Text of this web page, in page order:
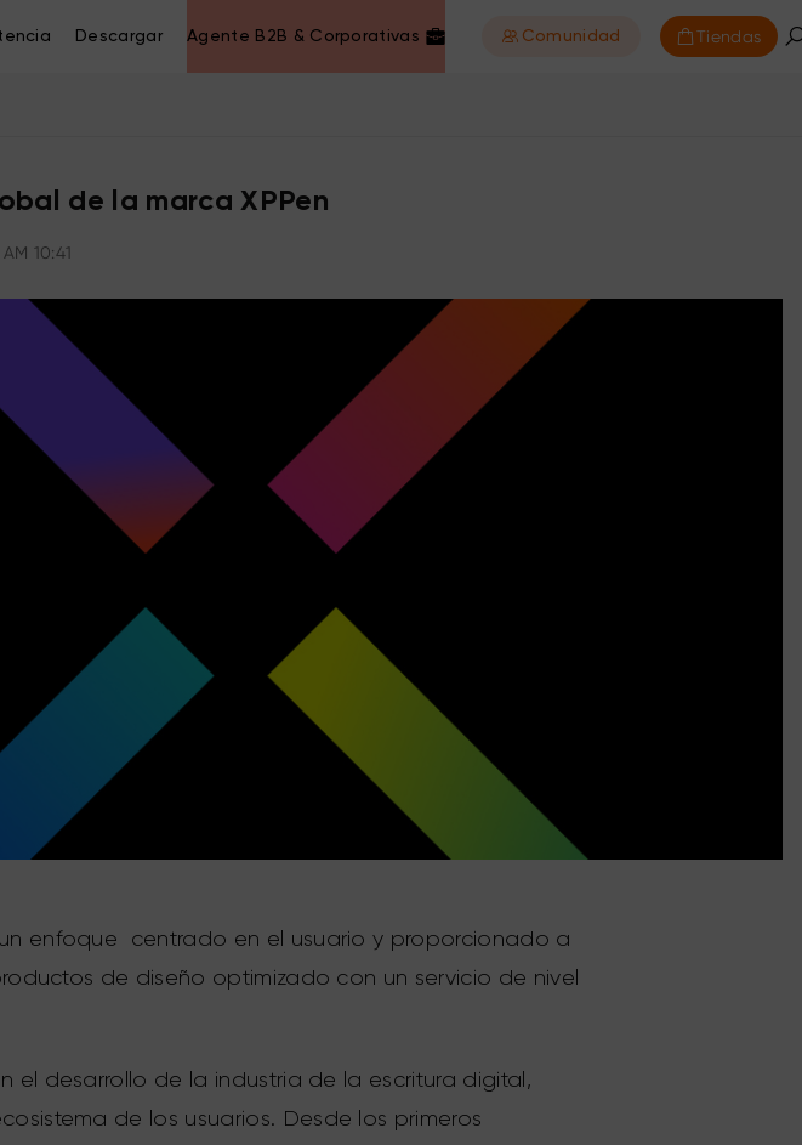
Descargar Agente B2B & Corporativas Comunidad Tiendas
de la marca XPPen
10:41
enfoque centrado en el usuario y proporcionado a
de diseño optimizado con un servicio de nivel
el desarrollo de la industria de la escritura digital,
de los usuarios. Desde los primeros